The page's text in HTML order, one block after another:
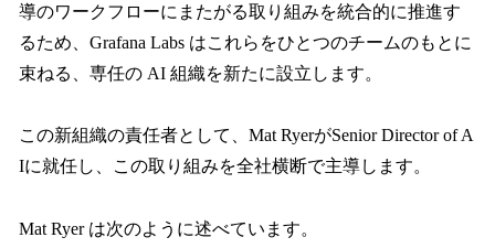
導のワークフローにまたがる取り組みを統合的に推進す
るため、Grafana Labs はこれらをひとつのチームのもとに
束ねる、専任の AI 組織を新たに設立します。
この新組織の責任者として、Mat RyerがSenior Director of A
Iに就任し、この取り組みを全社横断で主導します。
Mat Ryer は次のように述べています。